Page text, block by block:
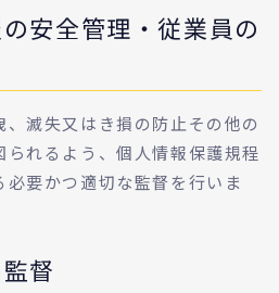
安全管理・従業員の
滅失又はき損の防止その他の
れるよう、個人情報保護規程
要かつ適切な監督を行いま
督